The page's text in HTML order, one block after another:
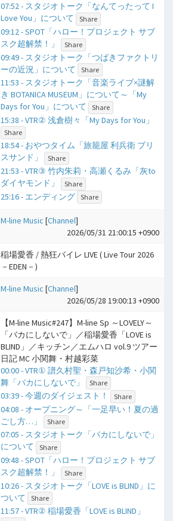
07:52 - スタジオトーク「なんてったって I
Love You」について
Share
09:12 - SPOT「ハロー！プロジェクト サブ
スク超解禁！」
Share
09:49 - スタジオトーク「つばきファクトリ
ーの近況」について
Share
11:53 - スタジオトーク「音楽ライブ×謎解
き BOTANICA MUSEUM」について～「My
Days for You」について
Share
15:38 - VTR② 浅倉樹々「My Days for You」
Share
18:54 - おやつタイム「旅籠屋 利兵衛 ブリ
スサンド」
Share
21:53 - VTR③ 竹内朱莉・高瀬くるみ「灰to
ダイヤモンド」
Share
25:16 - エンディング Share
M-line Music [Channel]
2026/05/31 21:00:15 +0900
稲場愛香 / 熱狂バイレ LIVE ( Live Tour 2026
－EDEN－)
M-line Music [Channel]
2026/05/28 19:00:13 +0900
【M-line Music#247】M-line Sp ～LOVELY～
「バカにしないで」／稲場愛香「LOVE is
BLIND」／キッチン／エムハロ vol.9 ツアー
日記 MC 小関舞・村越彩菜
00:00 - VTR① 譜久村聖・森戸知沙希・小関
舞「バカにしないで」
Share
03:39 - 今週のダイジェスト！ Share
04:08 - オープニング～「一足早い！夏の過
ごし方…」
Share
07:05 - スタジオトーク「バカにしないで」
について
Share
09:48 - SPOT「ハロー！プロジェクト サブ
スク超解禁！」
Share
10:26 - スタジオトーク「LOVE is BLIND」に
ついて
Share
11:57 - VTR② 稲場愛香「LOVE is BLIND」